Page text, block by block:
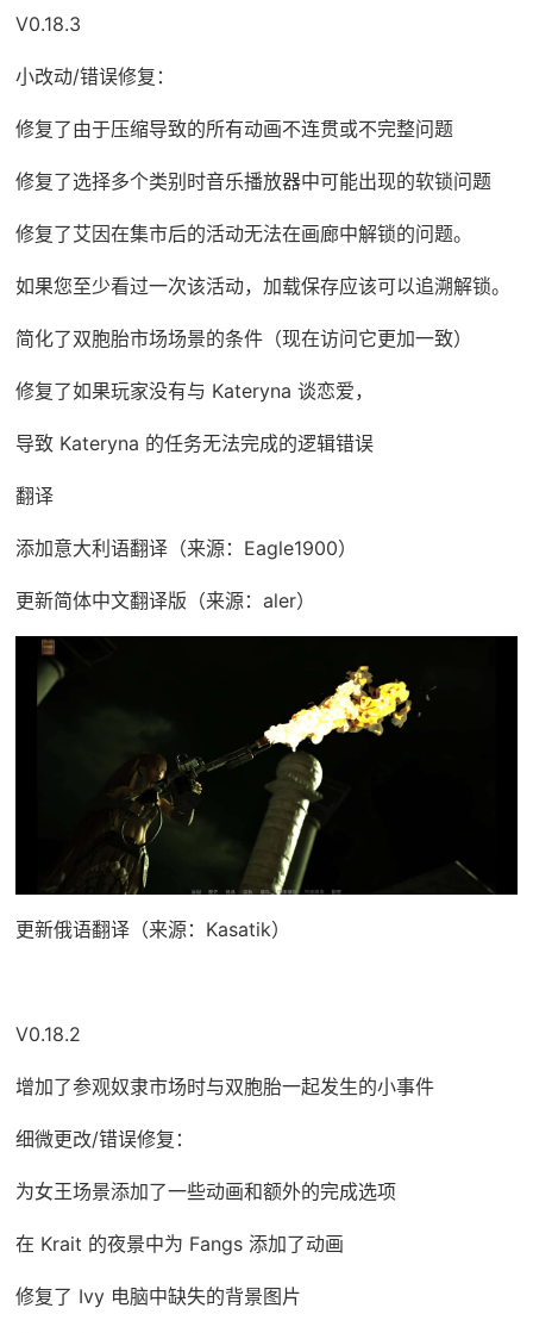
V0.18.3
小改动/错误修复：
修复了由于压缩导致的所有动画不连贯或不完整问题
修复了选择多个类别时音乐播放器中可能出现的软锁问题
修复了艾因在集市后的活动无法在画廊中解锁的问题。
如果您至少看过一次该活动，加载保存应该可以追溯解锁。
简化了双胞胎市场场景的条件（现在访问它更加一致）
修复了如果玩家没有与 Kateryna 谈恋爱，
导致 Kateryna 的任务无法完成的逻辑错误
翻译
添加意大利语翻译（来源：Eagle1900）
更新简体中文翻译版（来源：aler）
更新俄语翻译（来源：Kasatik）
V0.18.2
增加了参观奴隶市场时与双胞胎一起发生的小事件
细微更改/错误修复：
为女王场景添加了一些动画和额外的完成选项
在 Krait 的夜景中为 Fangs 添加了动画
修复了 Ivy 电脑中缺失的背景图片